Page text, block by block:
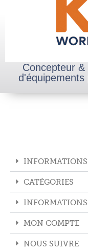
Concepteur
d'équipements
CATÉGORIES
INFORMATIONS
MON COMPTE
NOUS SUIVRE